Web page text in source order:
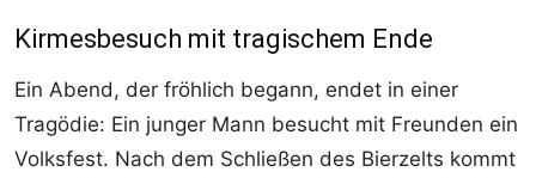
Kirmesbesuch mit tragischem Ende
Ein Abend, der fröhlich begann, endet in einer
Tragödie: Ein junger Mann besucht mit Freunden ein
Volksfest. Nach dem Schließen des Bierzelts kommt